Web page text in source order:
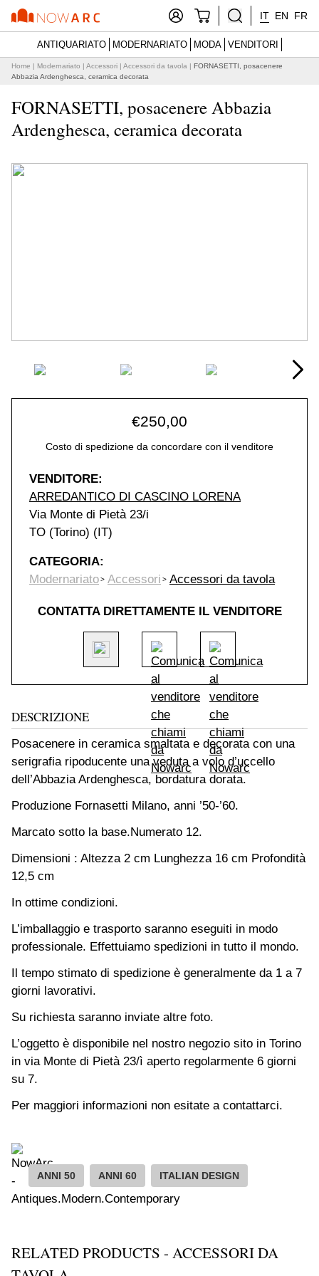
IT EN FR
ANTIQUARIATO MODERNARIATO MODA VENDITORI
Home | Modernariato | Accessori | Accessori da tavola | FORNASETTI, posacenere
Abbazia Ardenghesca, ceramica decorata
FORNASETTI, posacenere Abbazia
Ardenghesca, ceramica decorata
€250,00
Costo di spedizione da concordare con il venditore
VENDITORE:
ARREDANTICO DI CASCINO LORENA
Via Monte di Pietà 23/i
TO (Torino) (IT)
CATEGORIA:
Modernariato
Accessori Accessori da tavola
CONTATTA DIRETTAMENTE IL VENDITORE
DESCRIZIONE
Posacenere in ceramica smaltata e decorata con una
serigrafia ripoducente una veduta a volo d’uccello
dell’Abbazia Ardenghesca, bordatura dorata.
Produzione Fornasetti Milano, anni ’50-’60.
Marcato sotto la base.Numerato 12.
Dimensioni : Altezza 2 cm Lunghezza 16 cm Profondità
12,5 cm
In ottime condizioni.
L’imballaggio e trasporto saranno eseguiti in modo
professionale. Effettuiamo spedizioni in tutto il mondo.
Il tempo stimato di spedizione è generalmente da 1 a 7
giorni lavorativi.
Su richiesta saranno inviate altre foto.
L’oggetto è disponibile nel nostro negozio sito in Torino
in via Monte di Pietà 23/ì aperto regolarmente 6 giorni
su 7.
Per maggiori informazioni non esitate a contattarci.
ANNI 50 ANNI 60 ITALIAN DESIGN
RELATED PRODUCTS - ACCESSORI DA